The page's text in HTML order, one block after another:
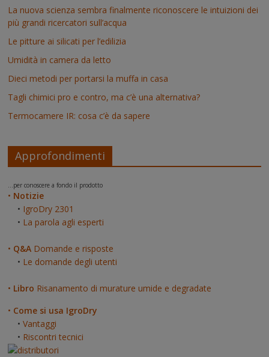
La nuova scienza sembra finalmente riconoscere le intuizioni dei
più grandi ricercatori sull’acqua
Le pitture ai silicati per l’edilizia
Umidità in camera da letto
Dieci metodi per portarsi la muffa in casa
Tagli chimici pro e contro, ma c’è una alternativa?
Termocamere IR: cosa c’è da sapere
Approfondimenti
...per conoscere a fondo il prodotto
• Notizie
• IgroDry 2301
• La parola agli esperti
• Q&A Domande e risposte
• Le domande degli utenti
• Libro Risanamento di murature umide e degradate
• Come si usa IgroDry
•Vantaggi
• Riscontri tecnici